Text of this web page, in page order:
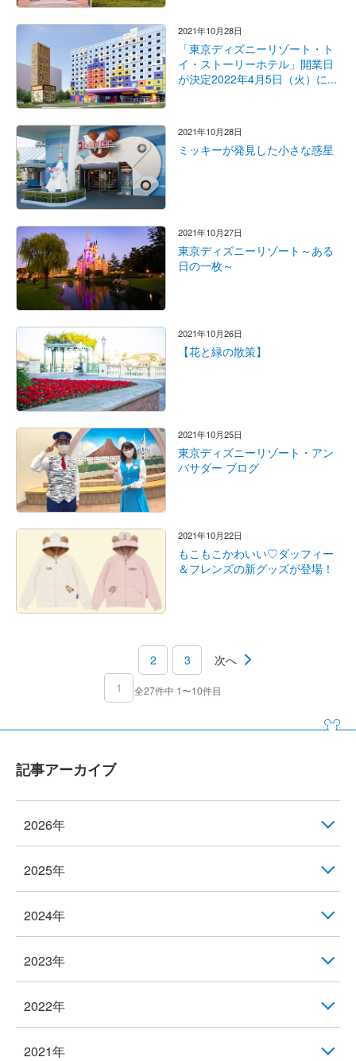
2021年10月28日
「東京ディズニーリゾート・ト
イ・ストーリーホテル」開業日
が決定2022年4月5日（火）に...
2021年10月28日
ミッキーが発見した小さな惑星
2021年10月27日
東京ディズニーリゾート～ある
日の一枚～
2021年10月26日
【花と緑の散策】
2021年10月25日
東京ディズニーリゾート・アン
バサダー ブログ
2021年10月22日
もこもこかわいい♡ダッフィー
＆フレンズの新グッズが登場！
1
2 3 次へ
全27件中 1〜10件目
記事アーカイブ
2026年
2025年
2024年
2023年
2022年
2021年